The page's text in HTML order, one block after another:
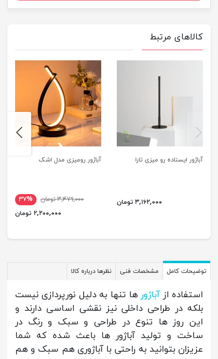
کالاهای مرتبط
آباژور ایستاده رو میزی تارا
۳,۱۶۲,۰۰۰ تومان
آباژور رومیزی مدل اشک
۳,۴۷۹,۰۰۰ تومان
۳۷%
۲,۲۰۰,۰۰۰ تومان
previus
توضیحات کامل مشخصات فنی نظرها درباره کالا
استفاده ازآباژور ها تنها به دلیل نورپردازی نیست
بلکه در طراحی داخلی نیز نقشی اساسی دارند و
این روز ها تنوع در طراحی و سبک و رنگ در
ساخت و تولید آباژور ها باعث شده که شما
عزیزان بتوانید به راحتی با آباژوری هم سبک و هم